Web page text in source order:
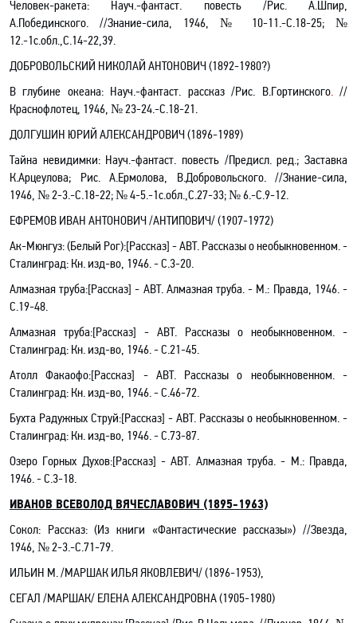
Человек-ракета: Науч.-фантаст. повесть /Рис. А.Шпир,
А.Побединского. //Знание-сила, 1946, № 10-11.-С.18-25; №
12.-1с.обл.,С.14-22,39.
ДОБРОВОЛЬСКИЙ НИКОЛАЙ АНТОНОВИЧ (1892-1980?)
В глубине океана: Науч.-фантаст. рассказ /Рис. В.Гортинского.//
Краснофлотец, 1946, № 23-24.-С.18-21.
ДОЛГУШИН ЮРИЙ АЛЕКСАНДРОВИЧ (1896-1989)
Тайна невидимки: Науч.-фантаст. повесть /Предисл. ред.; Заставка
К.Арцеулова; Рис. А.Ермолова, В.Добровольского. //Знание-сила,
1946, № 2-3.-С.18-22; № 4-5.-1с.обл.,С.27-33; № 6.-С.9-12.
ЕФРЕМОВ ИВАН АНТОНОВИЧ /АНТИПОВИЧ/ (1907-1972)
Ак-Мюнгуз: (Белый Рог):[Рассказ] - АВТ. Рассказы о необыкновенном. -
Сталинград: Кн. изд-во, 1946. - С.3-20.
Алмазная труба:[Рассказ] - АВТ. Алмазная труба. - М.: Правда, 1946. -
С.19-48.
Алмазная труба:[Рассказ] - АВТ. Рассказы о необыкновенном. -
Сталинград: Кн. изд-во, 1946. - С.21-45.
Атолл Факаофо:[Рассказ] - АВТ. Рассказы о необыкновенном. -
Сталинград: Кн. изд-во, 1946. - С.46-72.
Бухта Радужных Струй:[Рассказ] - АВТ. Рассказы о необыкновенном. -
Сталинград: Кн. изд-во, 1946. - С.73-87.
Озеро Горных Духов:[Рассказ] - АВТ. Алмазная труба. - М.: Правда,
1946. - С.3-18.
ИВАНОВ ВСЕВОЛОД ВЯЧЕСЛАВОВИЧ (1895-1963)
Сокол: Рассказ: (Из книги «Фантастические рассказы») //Звезда,
1946, № 2-3.-С.71-79.
ИЛЬИН М. /МАРШАК ИЛЬЯ ЯКОВЛЕВИЧ/ (1896-1953),
СЕГАЛ /МАРШАК/ ЕЛЕНА АЛЕКСАНДРОВНА (1905-1980)